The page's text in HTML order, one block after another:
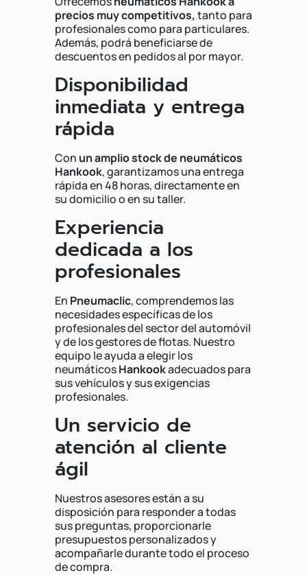
precios muy competitivos, tanto para
profesionales como para particulares.
Además, podrá beneficiarse de
descuentos en pedidos al por mayor.
Disponibilidad
inmediata y entrega
rápida
Con un amplio stock de neumáticos
Hankook, garantizamos una entrega
rápida en 48 horas, directamente en
su domicilio o en su taller.
Experiencia
dedicada a los
profesionales
En Pneumaclic, comprendemos las
necesidades específicas de los
profesionales del sector del automóvil
y de los gestores de flotas. Nuestro
equipo le ayuda a elegir los
neumáticosHankookadecuados para
sus vehículos y sus exigencias
profesionales.
Un servicio de
atención al cliente
ágil
Nuestros asesores están a su
disposición para responder a todas
sus preguntas, proporcionarle
presupuestos personalizados y
acompañarle durante todo el proceso
de compra.